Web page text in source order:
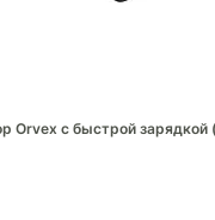
Orvex c быстрой